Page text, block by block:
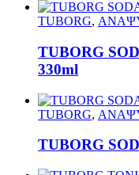
TUBORG,
TUBORG
330ml
TUBORG,
TUBORG